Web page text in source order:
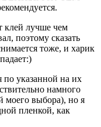
клей лучше чем
поэтому сказать
тоже, и харик
по указанной на их
намного
моего выбора), но я
пленкой, как